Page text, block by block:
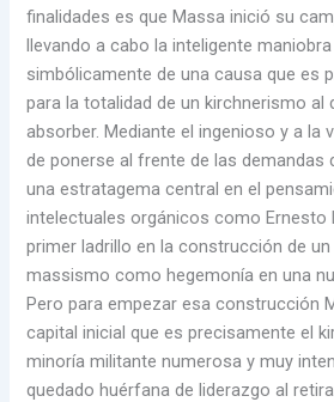
finalidades es que Massa inició su
llevando a cabo la inteligente
simbólicamente de una causa que es
para la totalidad de un kirchnerismo al
absorber. Mediante el ingenioso y a la
de ponerse al frente de las demandas
una estratagema central en el
intelectuales orgánicos como Ernesto
primer ladrillo en la construcción de un
massismo como hegemonía en una
Pero para empezar esa construcción
capital inicial que es precisamente el
minoría militante numerosa y muy
quedado huérfana de liderazgo al